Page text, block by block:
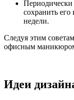
сохранить
недели.
Следуя этим
офисным
Идеи